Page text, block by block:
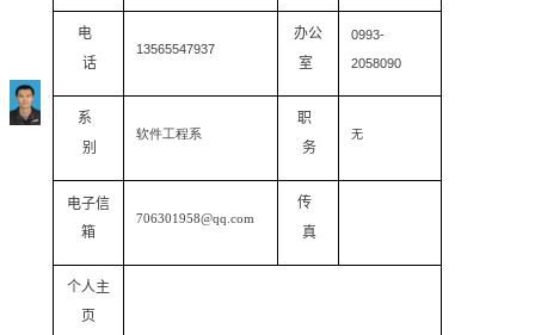
电
话
13565547937
办公
室
0993-
2058090
系
别
软件工程系
职
务
无
电子信
箱
706301958@qq.com
传
真
个人主
页